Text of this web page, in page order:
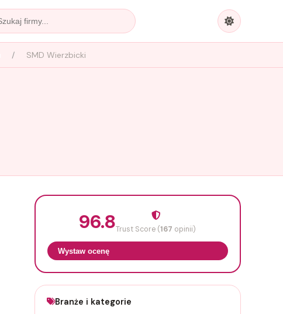
SMD Wierzbicki
96.8Trust Score (167 opinii)
Wystaw ocenę
Branże i kategorie